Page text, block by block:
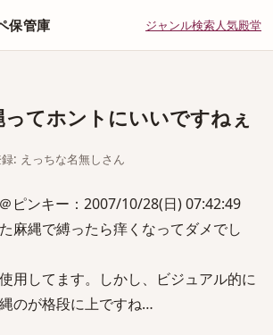
保管庫 ジャンル検索人気殿堂
てホントにいいですねぇ
: えっちな名無しさん
ピンキー：2007/10/28(日) 07:42:49
麻縄で縛ったら痒くなってダメでし
用してます。しかし、ビジュアル的に
のが格段に上ですね…